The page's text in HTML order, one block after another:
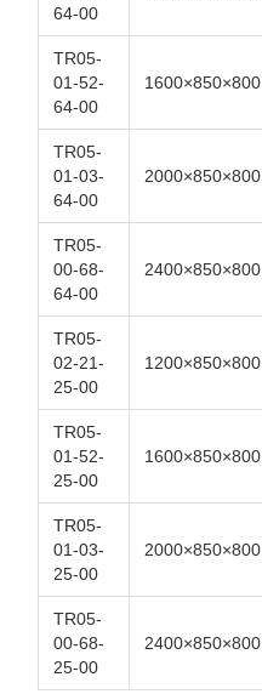
64-00
TR05-
01-52-
64-00
1600×850×800
TR05-
01-03-
64-00
2000×850×800
TR05-
00-68-
64-00
2400×850×800
TR05-
02-21-
25-00
1200×850×800
TR05-
01-52-
25-00
1600×850×800
TR05-
01-03-
25-00
2000×850×800
TR05-
00-68-
25-00
2400×850×800